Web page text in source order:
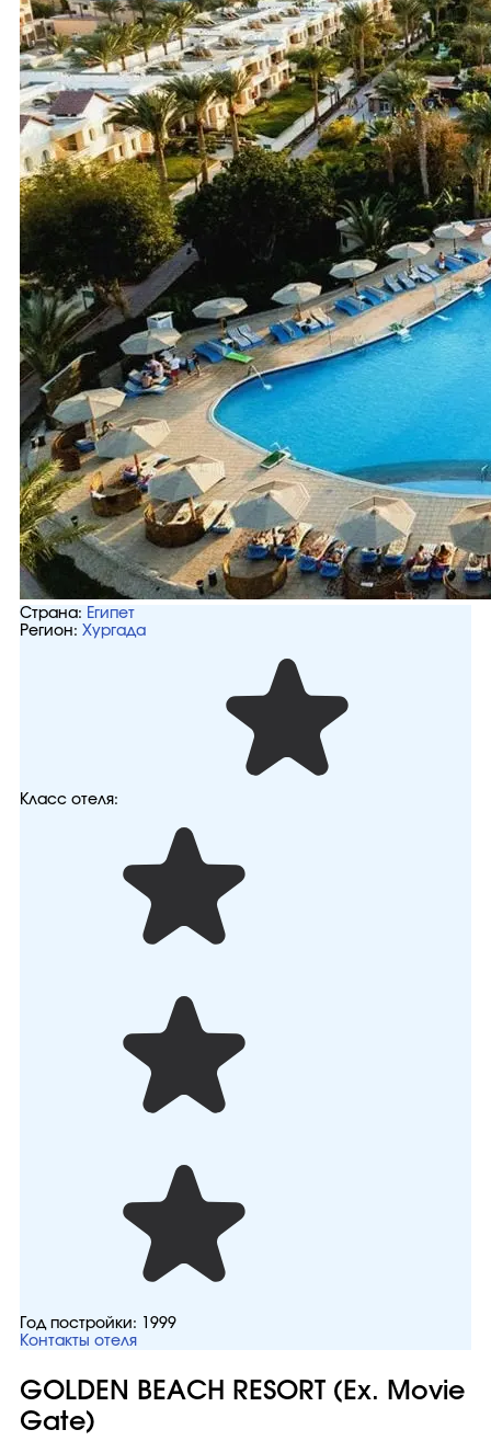
Страна: Египет
Регион: Хургада
Класс отеля:
Год постройки:
1999
Контакты отеля
GOLDEN BEACH RESORT (Ex. Movie
Gate)